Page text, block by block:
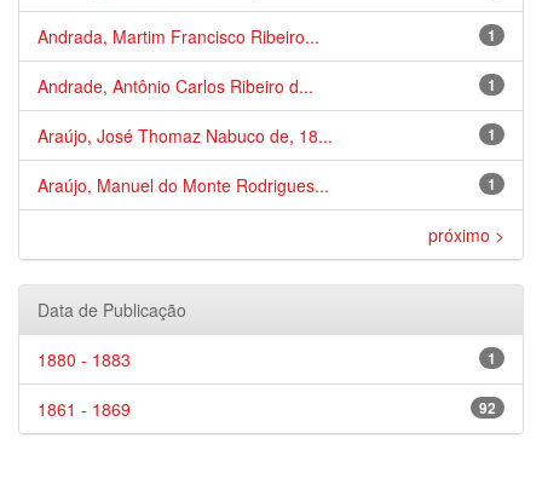
1
Andrada, Martim Francisco Ribeiro...
1
Andrade, Antônio Carlos Ribeiro d...
1
Araújo, José Thomaz Nabuco de, 18...
1
Araújo, Manuel do Monte Rodrigues...
próximo >
Data de Publicação
1
1880 - 1883
92
1861 - 1869